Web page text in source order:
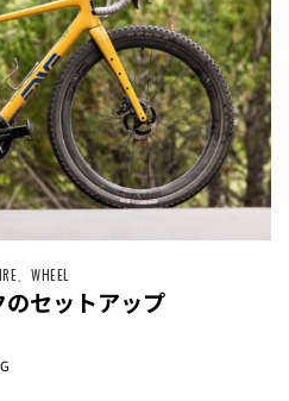
WHEEL
セットアップ